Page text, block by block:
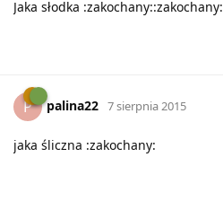
Jaka słodka
P palina22 7 sierpnia 2015
jaka śliczna :zakochany: